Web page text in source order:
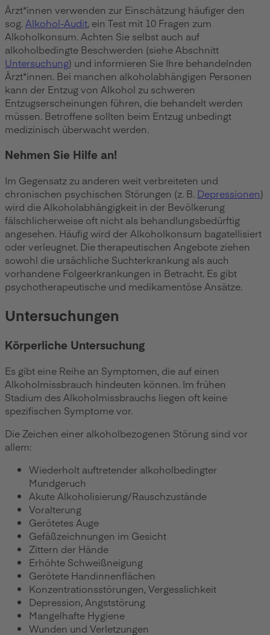
Ärzt*innen verwenden zur Einschätzung häufiger den
sog. Alkohol-Audit, ein Test mit 10 Fragen zum
Alkoholkonsum. Achten Sie selbst auch auf
alkoholbedingte Beschwerden (siehe Abschnitt
Untersuchung) und informieren Sie Ihre behandelnden
Ärzt*innen. Bei manchen alkoholabhängigen Personen
kann der Entzug von Alkohol zu schweren
Entzugserscheinungen führen, die behandelt werden
müssen. Betroffene sollten beim Entzug unbedingt
medizinisch überwacht werden.
Nehmen Sie Hilfe an!
Im Gegensatz zu anderen weit verbreiteten und
chronischen psychischen Störungen (z. B. Depressionen)
wird die Alkoholabhängigkeit in der Bevölkerung
fälschlicherweise oft nicht als behandlungsbedürftig
angesehen. Häufig wird der Alkoholkonsum bagatellisiert
oder verleugnet. Die therapeutischen Angebote ziehen
sowohl die ursächliche Suchterkrankung als auch
vorhandene Folgeerkrankungen in Betracht. Es gibt
psychotherapeutische und medikamentöse Ansätze.
Untersuchungen
Körperliche Untersuchung
Es gibt eine Reihe an Symptomen, die auf einen
Alkoholmissbrauch hindeuten können. Im frühen
Stadium des Alkoholmissbrauchs liegen oft keine
spezifischen Symptome vor.
Die Zeichen einer alkoholbezogenen Störung sind vor
allem:
Wiederholt auftretender alkoholbedingter
Mundgeruch
Akute Alkoholisierung/Rauschzustände
Voralterung
Gerötetes Auge
Gefäßzeichnungen im Gesicht
Zittern der Hände
Erhöhte Schweißneigung
Gerötete Handinnenflächen
Konzentrationsstörungen, Vergesslichkeit
Depression, Angststörung
Mangelhafte Hygiene
Wunden und Verletzungen